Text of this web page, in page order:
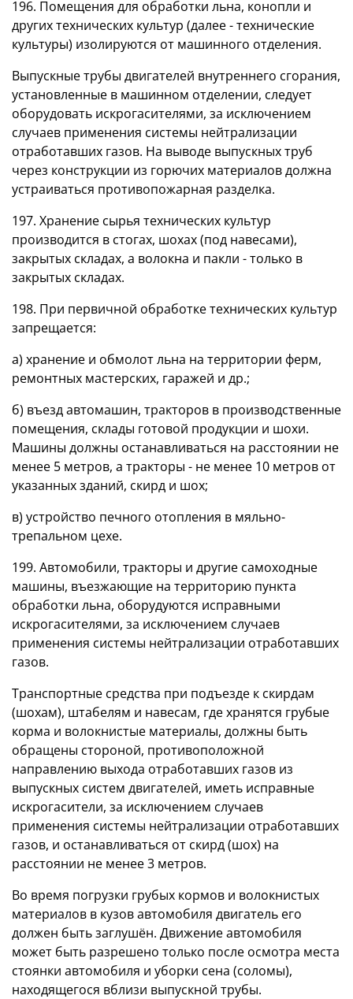
196. Помещения для обработки льна, конопли и
других технических культур (далее - технические
культуры) изолируются от машинного отделения.
Выпускные трубы двигателей внутреннего сгорания,
установленные в машинном отделении, следует
оборудовать искрогасителями, за исключением
случаев применения системы нейтрализации
отработавших газов. На выводе выпускных труб
через конструкции из горючих материалов должна
устраиваться противопожарная разделка.
197. Хранение сырья технических культур
производится в стогах, шохах (под навесами),
закрытых складах, а волокна и пакли - только в
закрытых складах.
198. При первичной обработке технических культур
запрещается:
а) хранение и обмолот льна на территории ферм,
ремонтных мастерских, гаражей и др.;
б) въезд автомашин, тракторов в производственные
помещения, склады готовой продукции и шохи.
Машины должны останавливаться на расстоянии не
менее 5 метров, а тракторы - не менее 10 метров от
указанных зданий, скирд и шох;
в) устройство печного отопления в мяльно-
трепальном цехе.
199. Автомобили, тракторы и другие самоходные
машины, въезжающие на территорию пункта
обработки льна, оборудуются исправными
искрогасителями, за исключением случаев
применения системы нейтрализации отработавших
газов.
Транспортные средства при подъезде к скирдам
(шохам), штабелям и навесам, где хранятся грубые
корма и волокнистые материалы, должны быть
обращены стороной, противоположной
направлению выхода отработавших газов из
выпускных систем двигателей, иметь исправные
искрогасители, за исключением случаев
применения системы нейтрализации отработавших
газов, и останавливаться от скирд (шох) на
расстоянии не менее 3 метров.
Во время погрузки грубых кормов и волокнистых
материалов в кузов автомобиля двигатель его
должен быть заглушён. Движение автомобиля
может быть разрешено только после осмотра места
стоянки автомобиля и уборки сена (соломы),
находящегося вблизи выпускной трубы.